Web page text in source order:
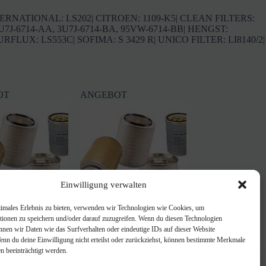
Einwilligung verwalten
Erlebnis zu bieten, verwenden wir Technologien wie Cookies, um
zu speichern und/oder darauf zuzugreifen. Wenn du diesen Technologien
wir Daten wie das Surfverhalten oder eindeutige IDs auf dieser Website
du deine Einwilligung nicht erteilst oder zurückziehst, können bestimmte Merkmale
beeinträchtigt werden.
LS202| CITROEN: 1109-K5| CLEAN FILTERS:
6714-AA, 3U7J-6714-BA, 95VW-6714-BB| HENGST:
LS553C| SOFIMA: S 3429 R| UNICO FILTER: LI8140/2|
€
ANGEBOT
UFI Filter 30.003.00 wie
MANN C58185, C58185/1
18,81€
Ursprünglicher
15,68€Aktueller